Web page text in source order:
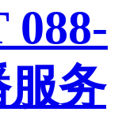
088-
服务